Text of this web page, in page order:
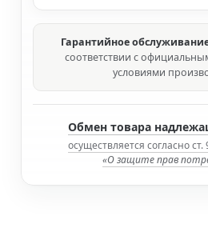
Гарантийное
соответствии с
условиями
Обмен товара
осуществляется согласно
«О защите прав